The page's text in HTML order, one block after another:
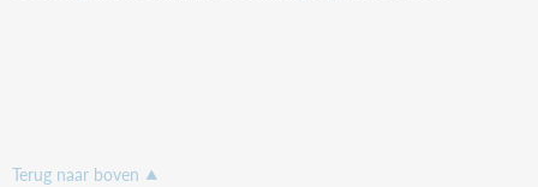
Terug naar boven